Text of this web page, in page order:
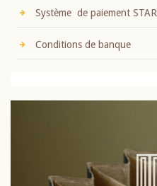
Système de paiement STAR
Conditions de banque